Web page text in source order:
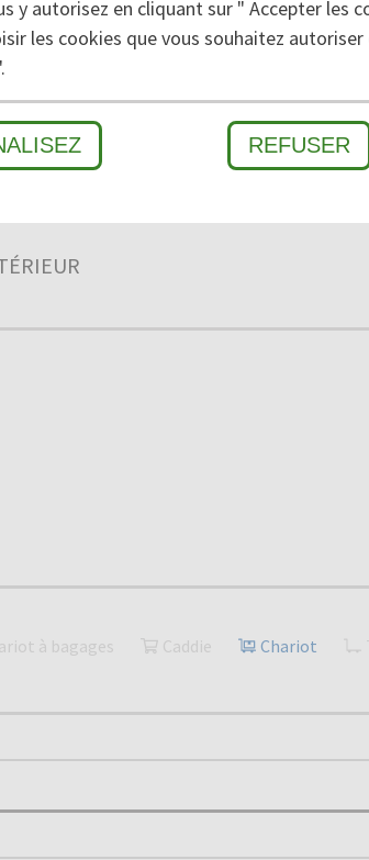
y autorisez en cliquant sur " Accepter les
les cookies que vous souhaitez
REFUSER
à bagages Caddie Chariot